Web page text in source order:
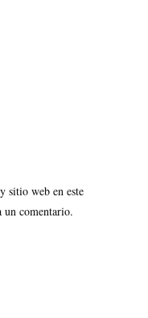
sitio web en este
un comentario.